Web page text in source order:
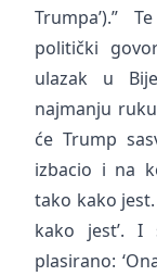
Trumpa’).”
politički
ulazak u
najmanju
će Trump
izbacio i na
tako kako
kako jest’.
plasirano: